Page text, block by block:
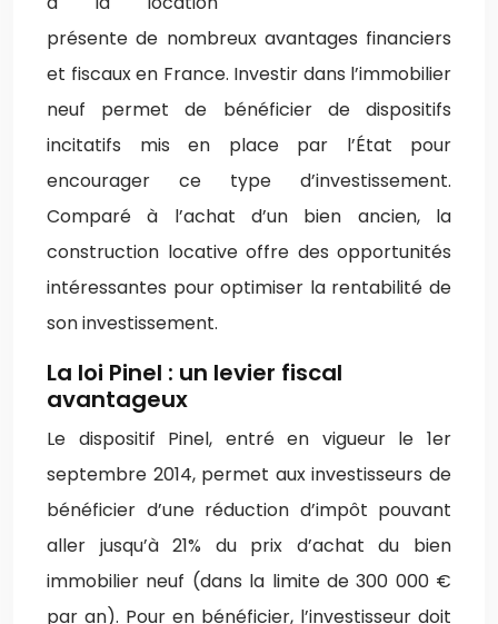
présente de nombreux avantages financiers
et fiscaux en France. Investir dans l’immobilier
neuf permet de bénéficier de dispositifs
incitatifs mis en place par l’État pour
encourager ce type d’investissement.
Comparé à l’achat d’un bien ancien, la
construction locative offre des opportunités
intéressantes pour optimiser la rentabilité de
son investissement.
La loi Pinel : un levier fiscal
avantageux
Le dispositif Pinel, entré en vigueur le 1er
septembre 2014, permet aux investisseurs de
bénéficier d’une réduction d’impôt pouvant
aller jusqu’à 21% du prix d’achat du bien
immobilier neuf (dans la limite de 300 000 €
par an). Pour en bénéficier, l’investisseur doit